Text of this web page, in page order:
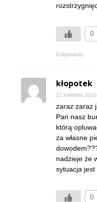
0
Odpowiedz
kłopotek
21 kwietnia
zaraz zaraz
Pan nasz
którą
za własne
nadzieje że
sytuacja
0